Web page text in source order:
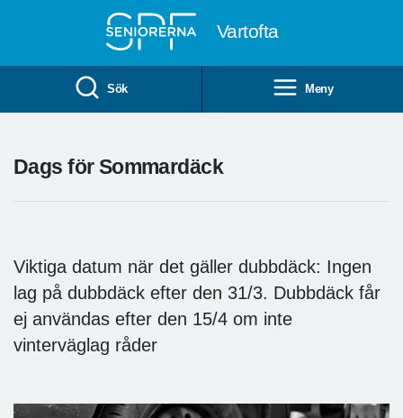
Vartofta
Sök Meny
Dags för Sommardäck
Viktiga datum när det gäller dubbdäck: Ingen
lag på dubbdäck efter den 31/3. Dubbdäck får
ej användas efter den 15/4 om inte
vinterväglag råder